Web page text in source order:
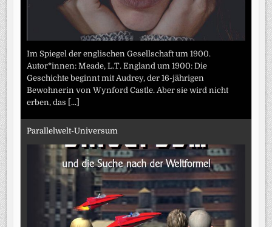
Im Spiegel der englischen Gesellschaft um 1900.
Autor*innen: Meade, L.T. England um 1900: Die
Geschichte beginnt mit Audrey, der 16-jährigen
Bewohnerin von Wynford Castle. Aber sie wird nicht
erben, das [...]
Parallelwelt-Universum